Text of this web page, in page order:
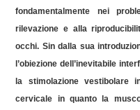
fondamentalmente nei
rilevazione e alla
occhi. Sin dalla sua
l’obiezione dell’inevitabile
la stimolazione vestibolare
cervicale in quanto la